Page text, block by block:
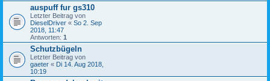
auspuff fur gs310
Letzter Beitrag von
DieselDriver « So 2. Sep
2018, 11:47
Antworten: 1
Schutzbügeln
Letzter Beitrag von
gaeter « Di 14. Aug 2018,
10:19